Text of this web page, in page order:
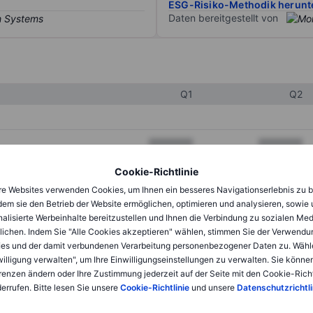
Cookie-Richtlinie
Websites verwenden Cookies, um Ihnen ein besseres Navigationserlebnis zu
sie den Betrieb der Website ermöglichen, optimieren und analysieren, sowie
Werbeinhalte bereitzustellen und Ihnen die Verbindung zu sozialen
Indem Sie "Alle Cookies akzeptieren" wählen, stimmen Sie der
und der damit verbundenen Verarbeitung personenbezogener Daten zu.
verwalten", um Ihre Einwilligungseinstellungen zu verwalten. Sie
ändern oder Ihre Zustimmung jederzeit auf der Seite mit den Cookie-
Bitte lesen Sie unsere Cookie-Richtlinieund unsere
ESG-Risiko-Methodik
Daten bereitgestellt von
Q1 Q2
XXXXXXX XXXXXXX
XXXXXXX
XXXXXXX XXXXXXX
XXXXXXX XXXXXXX
XXXXXXX XXXXXXX